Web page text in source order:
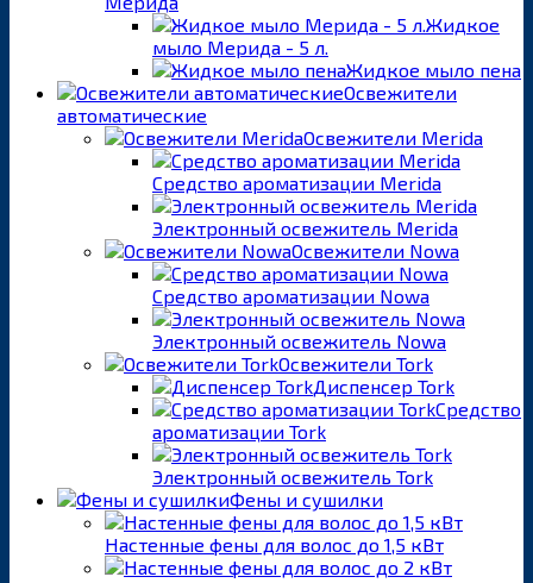
Жидкое
мыло Мерида - 5 л.
Жидкое мыло пена
Освежители
автоматические
Освежители Merida
Средство ароматизации Merida
Электронный освежитель Merida
Освежители Nowa
Средство ароматизации Nowa
Электронный освежитель Nowa
Освежители Tork
Диспенсер Tork
Средство
ароматизации Tork
Электронный освежитель Tork
Фены и сушилки
Настенные фены для волос до 1,5 кВт